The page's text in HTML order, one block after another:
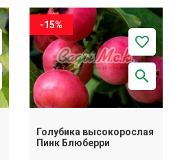
-15%
Голубика высокорослая
Пинк Блюберри